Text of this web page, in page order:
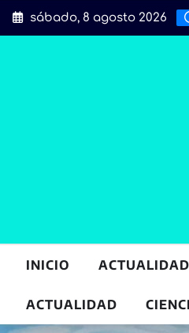
Saltar
al
sábado, 8 agosto 2026
INICIO ACTUALIDAD
ACTUALIDAD